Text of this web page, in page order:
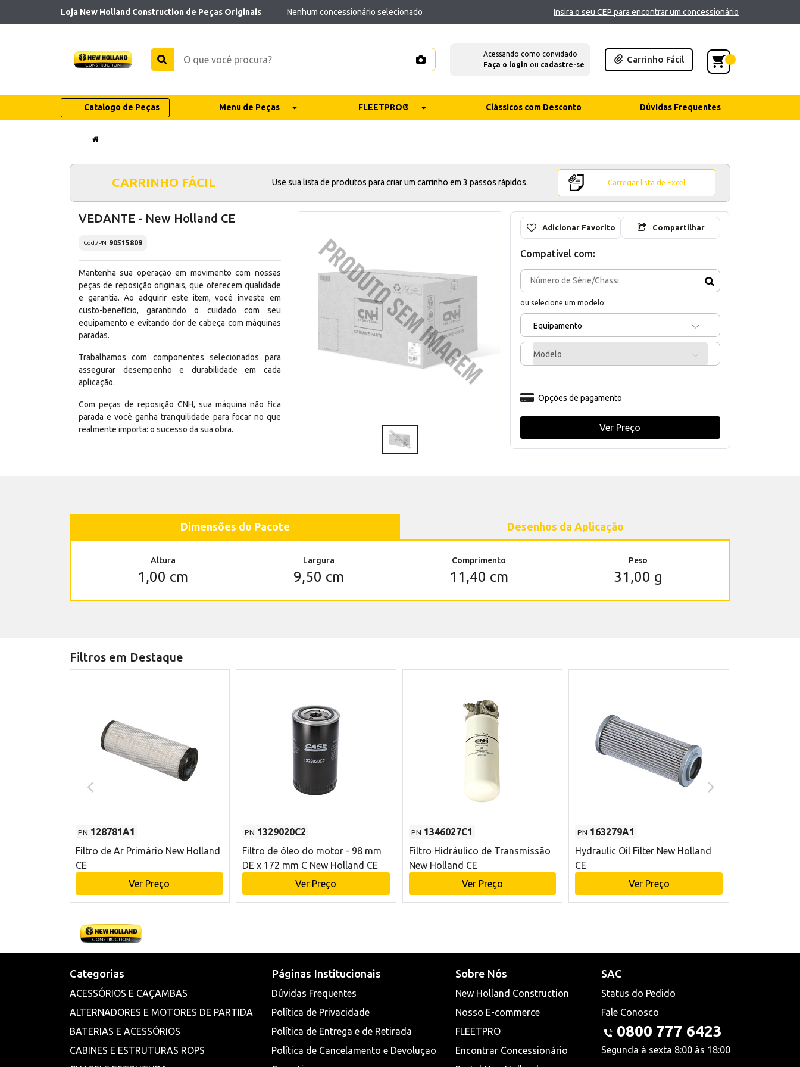
Loja New Holland Construction de Peças Originais Nenhum concessionário selecionado Insira o seu CEP para encontrar um concessionário
Acessando como convidado
Faça o login ou cadastre-se
Carrinho Fácil
Catalogo de Peças Menu de Peças FLEETPRO® Clássicos com Desconto Dúvidas Frequentes
CARRINHO FÁCIL Use sua lista de produtos para criar um carrinho em 3 passos rápidos. Carregar lista de Excel
VEDANTE - New Holland CE
Cód./PN 90515809
Mantenha sua operação em movimento com nossas
peças de reposição originais, que oferecem qualidade
e garantia. Ao adquirir este item, você investe em
custo-benefício, garantindo o cuidado com seu
equipamento e evitando dor de cabeça com máquinas
paradas.
Trabalhamos com componentes selecionados para
assegurar desempenho e durabilidade em cada
aplicação.
Com peças de reposição CNH, sua máquina não fica
parada e você ganha tranquilidade para focar no que
realmente importa: o sucesso da sua obra.
Adicionar Favorito Compartilhar
Compativel com:
ou selecione um modelo:
Equipamento
Modelo
Opções de pagamento
Ver Preço
Dimensões do Pacote Desenhos da Aplicação
Altura
1,00 cm
Largura
9,50 cm
Comprimento
11,40 cm
Peso
31,00 g
Filtros em Destaque
PN 128781A1
Filtro de Ar Primário New Holland
CE
Ver Preço
PN 1329020C2
Filtro de óleo do motor - 98 mm
DE x 172 mm C New Holland CE
Ver Preço
PN 1346027C1
Filtro Hidráulico de Transmissão
New Holland CE
Ver Preço
PN 163279A1
Hydraulic Oil Filter New Holland
CE
Ver Preço
Categorias
ACESSÓRIOS E CAÇAMBAS
ALTERNADORES E MOTORES DE PARTIDA
BATERIAS E ACESSÓRIOS
CABINES E ESTRUTURAS ROPS
Páginas Institucionais
Dúvidas Frequentes
Política de Privacidade
Política de Entrega e de Retirada
Política de Cancelamento e Devoluçao
Sobre Nós
New Holland Construction
Nosso E-commerce
FLEETPRO
Encontrar Concessionário
SAC
Status do Pedido
Fale Conosco
0800 777 6423
Segunda à sexta 8:00 às 18:00